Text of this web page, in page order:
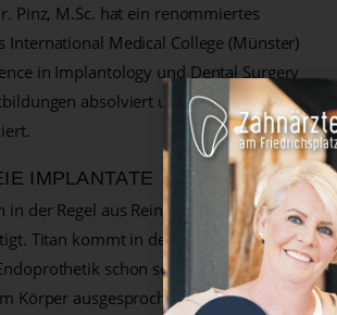
Pinz, M.Sc. hat ein renommiertes
International Medical College (Münster)
in Implantology und Dental Surgery
absolviert und ist somit
IMPLANTATE
in der Regel aus Reintitan oder Titan-
Titan kommt in der Medizin und
schon seit Jahren zum
Körper ausgesprochen gut